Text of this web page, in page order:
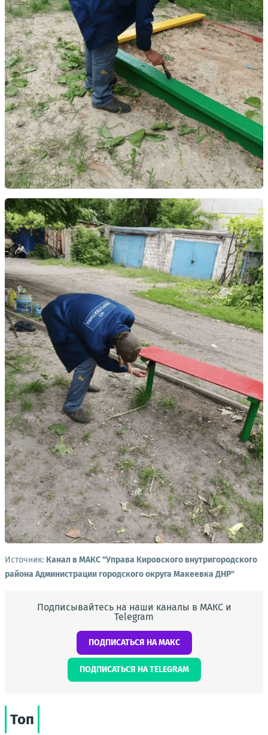
Источник: Канал в МАКС "Управа Кировского внутригородского
района Администрации городского округа Макеевка ДНР"
Подписывайтесь на наши каналы в МАКС и
Telegram
ПОДПИСАТЬСЯ НА МАКС
ПОДПИСАТЬСЯ НА TELEGRAM
Топ